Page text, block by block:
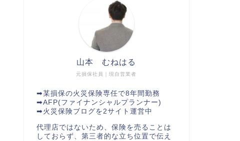
元損保社員｜現自営業者
山本 むねはる
➡︎某損保の火災保険専任で8年間勤務
➡︎AFP(ファイナンシャルプランナー)
➡︎火災保険ブログを2サイト運営中
代理店ではないため、保険を売ることは
しておらず、第三者的な立ち位置で伝え